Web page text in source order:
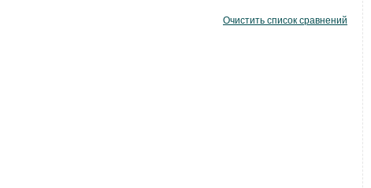
Очистить список сравнений